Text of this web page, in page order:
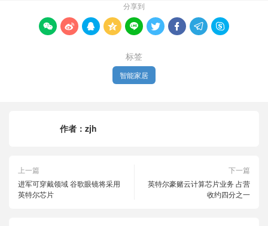
分享到
        
标签
智能家居
作者： zjh
上一篇
进军可穿戴领域 谷歌眼镜将采用
英特尔芯片
下一篇
英特尔豪赌云计算芯片业务 占营
收约四分之一